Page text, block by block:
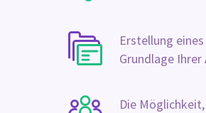
Erstellung
Grundlage
Die